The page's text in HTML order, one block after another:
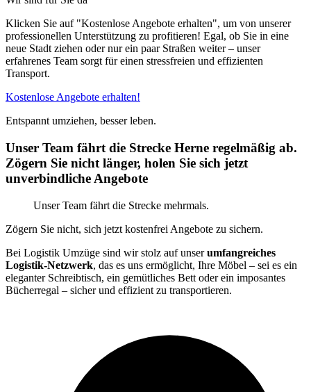
Klicken Sie auf "Kostenlose Angebote erhalten", um von unserer
professionellen Unterstützung zu profitieren! Egal, ob Sie in eine
neue Stadt ziehen oder nur ein paar Straßen weiter – unser
erfahrenes Team sorgt für einen stressfreien und effizienten
Transport.
Kostenlose Angebote erhalten!
Entspannt umziehen, besser leben.
Unser Team fährt die Strecke Herne regelmäßig ab.
Zögern Sie nicht länger, holen Sie sich jetzt
unverbindliche Angebote
Unser Team fährt die Strecke mehrmals.
Zögern Sie nicht, sich jetzt kostenfrei Angebote zu sichern.
Bei Logistik Umzüge sind wir stolz auf unserumfangreiches
Logistik-Netzwerk, das es uns ermöglicht, Ihre Möbel – sei es ein
eleganter Schreibtisch, ein gemütliches Bett oder ein imposantes
Bücherregal – sicher und effizient zu transportieren.